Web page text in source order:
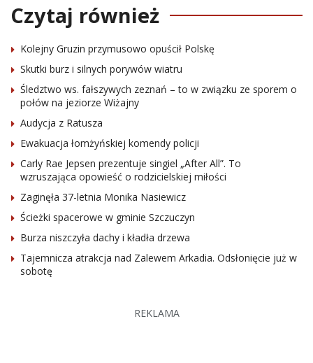
Czytaj również
Kolejny Gruzin przymusowo opuścił Polskę
Skutki burz i silnych porywów wiatru
Śledztwo ws. fałszywych zeznań – to w związku ze sporem o
połów na jeziorze Wiżajny
Audycja z Ratusza
Ewakuacja łomżyńskiej komendy policji
Carly Rae Jepsen prezentuje singiel „After All”. To
wzruszająca opowieść o rodzicielskiej miłości
Zaginęła 37-letnia Monika Nasiewicz
Ścieżki spacerowe w gminie Szczuczyn
Burza niszczyła dachy i kładła drzewa
Tajemnicza atrakcja nad Zalewem Arkadia. Odsłonięcie już w
sobotę
REKLAMA